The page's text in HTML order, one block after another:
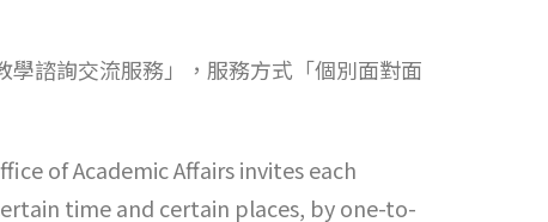
諮詢交流服務」，服務方式「個別面對面
of Academic Affairs invites each
time and certain places, by one-to-